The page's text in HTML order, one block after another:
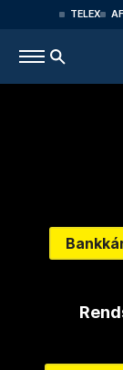
TELEX